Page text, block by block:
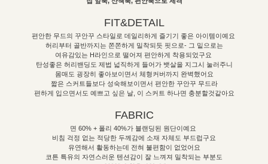
FIT&DETAIL
편안한 무드의 꾸안꾸 스타일로 데일리하게 즐기기 좋은 아이템이예요
허리부터 골반까지는 쫀쫀하게 밀착되듯 핏으로- 그 밑으로는
여유감있는 H라인으로 떨어져 편안하게 착용되었구요
탄성좋은 허리밴딩도 제법 넓직하게 들어가 뱃살을 지그시 눌러주니
몸매도 굉장히 좋아보이면서 체형커버까지 완벽했어요
짧은 스커트들보다 성숙해보이면서 편안한 꾸안꾸 무드라
편하게 입으면서도 예쁘고 싶은 날, 이 스커트 하나면 충분할것같아요
FABRIC
면 60% + 폴리 40%가 블랜딩된 원단이예요
비침 걱정 없는 적당한 두께감에 소재 자체도 부드럽구요
유연해서 활동하는데 전혀 불편함이 없었어요
코튼 특유의 자연스러운 텐션감이 잘 느껴져 밀착되는 부분도